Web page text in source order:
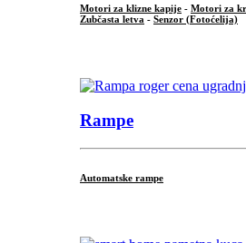
Motori za klizne kapije - Motori za
Zubčasta letva - Senzor (Fotoćelija)
Rampe
Automatske rampe